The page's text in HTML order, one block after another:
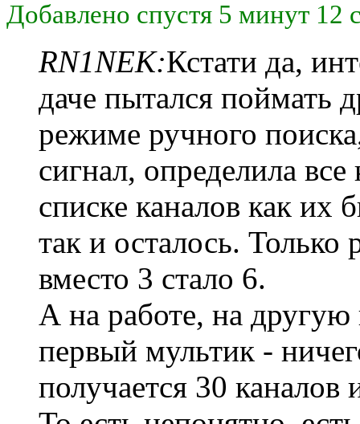
Добавлено спустя 5 минут 12
RN1NEK:Кстати да,
даче пытался поймать
режиме ручного
сигнал, определила
списке каналов как их
так и осталось. Только
вместо 3 стало 6.
А на работе, на другую
первый мультик -
получается 30 каналов